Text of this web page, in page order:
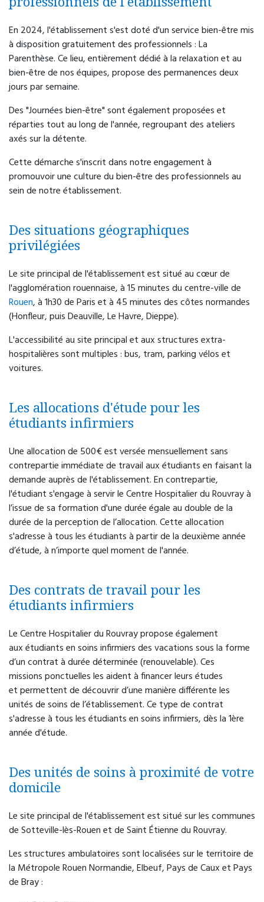
En 2024, l'établissement s'est doté d'un service bien-être mis
à disposition gratuitement des professionnels : La
Parenthèse. Ce lieu, entièrement dédié à la relaxation et au
bien-être de nos équipes, propose des permanences deux
jours par semaine.
Des "Journées bien-être" sont également proposées et
réparties tout au long de l'année, regroupant des ateliers
axés sur la détente.
Cette démarche s'inscrit dans notre engagement à
promouvoir une culture du bien-être des professionnels au
sein de notre établissement.
Des situations géographiques
privilégiées
Le site principal de l'établissement est situé au cœur de
l'agglomération rouennaise, à 15 minutes du centre-ville de
Rouen, à 1h30 de Paris et à 45 minutes des côtes normandes
(Honfleur, puis Deauville, Le Havre, Dieppe).
L'accessibilité au site principal et aux structures extra-
hospitalières sont multiples : bus, tram, parking vélos et
voitures.
Les allocations d'étude pour les
étudiants infirmiers
Une allocation de 500€ est versée mensuellement sans
contrepartie immédiate de travail aux étudiants en faisant la
demande auprès de l'établissement. En contrepartie,
l'étudiant s'engage à servir le Centre Hospitalier du Rouvray à
l’issue de sa formation d'une durée égale au double de la
durée de la perception de l’allocation. Cette allocation
s'adresse à tous les étudiants à partir de la deuxième année
d’étude, à n’importe quel moment de l'année.
Des contrats de travail pour les
étudiants infirmiers
Le Centre Hospitalier du Rouvray propose également
aux étudiants en soins infirmiers des vacations sous la forme
d’un contrat à durée déterminée (renouvelable). Ces
missions ponctuelles les aident à financer leurs études
et permettent de découvrir d’une manière différente les
unités de soins de l’établissement. Ce type de contrat
s'adresse à tous les étudiants en soins infirmiers, dès la 1ère
année d'étude.
Des unités de soins à proximité de votre
domicile
Le site principal de l'établissement est situé sur les communes
de Sotteville-lès-Rouen et de Saint Étienne du Rouvray.
Les structures ambulatoires sont localisées sur le territoire de
la Métropole Rouen Normandie, Elbeuf, Pays de Caux et Pays
de Bray :